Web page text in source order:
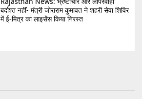
बर्दाश्त नहीं- मंत्री जोराराम कुमावत ने शहरी सेवा शिविर
में ई-मित्र का लाइसेंस किया निरस्त